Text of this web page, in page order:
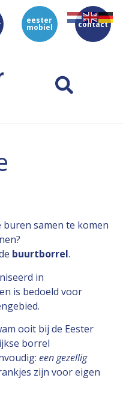
eester
mobiel contact
samen te komen
buurtborrel.
in
is bedoeld voor
ooit bij de Eester
borrel
een gezellig
zijn voor eigen